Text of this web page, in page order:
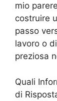
mio
costruire
passo
lavoro o
preziosa
Quali
di